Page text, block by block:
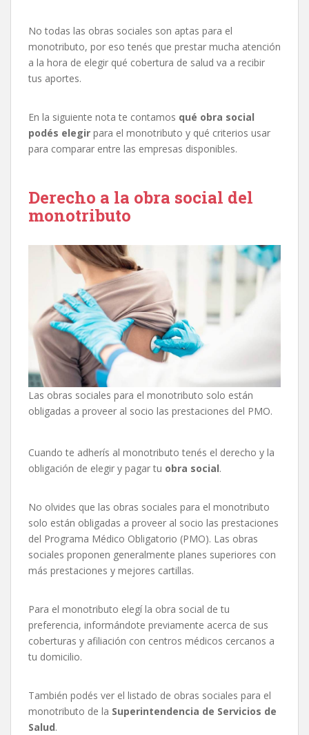
No todas las obras sociales son aptas para el
monotributo, por eso tenés que prestar mucha atención
a la hora de elegir qué cobertura de salud va a recibir
tus aportes.
En la siguiente nota te contamos qué obra social
podés elegir para el monotributo y qué criterios usar
para comparar entre las empresas disponibles.
Derecho a la obra social del
monotributo
Las obras sociales para el monotributo solo están
obligadas a proveer al socio las prestaciones del PMO.
Cuando te adherís al monotributo tenés el derecho y la
obligación de elegir y pagar tu obra social.
No olvides que las obras sociales para el monotributo
solo están obligadas a proveer al socio las prestaciones
del Programa Médico Obligatorio (PMO). Las obras
sociales proponen generalmente planes superiores con
más prestaciones y mejores cartillas.
Para el monotributo elegí la obra social de tu
preferencia, informándote previamente acerca de sus
coberturas y afiliación con centros médicos cercanos a
tu domicilio.
También podés ver el listado de obras sociales para el
monotributo de la Superintendencia de Servicios de
Salud.